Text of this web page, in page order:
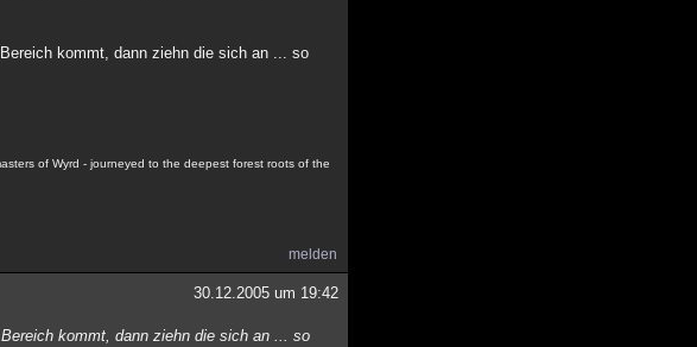
kommt, dann ziehn die sich an ... so
of Wyrd - journeyed to the deepest forest roots of the
melden
30.12.2005 um 19:42
kommt, dann ziehn die sich an ... so